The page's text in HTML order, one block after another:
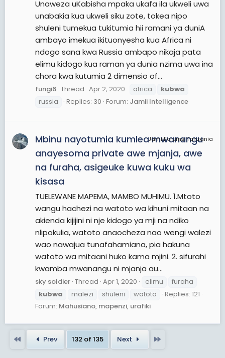
Unaweza uKabisha mpaka ukafa ila ukweli uwa
unabakia kua ukweli siku zote, tokea nipo
shuleni tumekua tukitumia hii ramani ya duniA
ambayo imekua ikituonyesha kua Africa ni
ndogo sana kwa Russia ambapo nikaja pata
elimu kidogo kua raman ya dunia nzima uwa ina
chora kwa kutumia 2 dimensio of...
fungi6 Thread Apr 2, 2020 africa
kubwa
russia
Replies: 30 Forum: Jamii Intelligence
JamiiForums Tanzania
Mbinu nayotumia kumlea mwanangu
anayesoma private awe mjanja, awe
na furaha, asigeuke kuwa kuku wa
kisasa
TUELEWANE MAPEMA, MAMBO MUHIMU. 1.Mtoto
wangu hachezi na watoto wa kihuni mitaan na
akienda kijijini ni nje kidogo ya mji na ndiko
nlipokulia, watoto anaocheza nao wengi walezi
wao nawajua tunafahamiana, pia hakuna
watoto wa mitaani huko kama mjini. 2. sifurahi
kwamba mwanangu ni mjanja au...
sky soldier Thread Apr 1, 2020 elimu
furaha
kubwa
malezi shuleni watoto
Replies: 121
Forum: Mahusiano, mapenzi, urafiki
Prev 132 of 135 Next